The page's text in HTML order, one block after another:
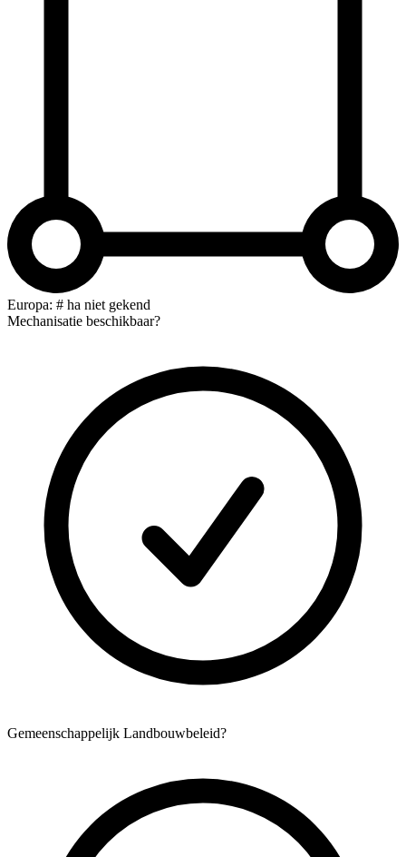
Europa: # ha niet gekend
Mechanisatie beschikbaar?
Gemeenschappelijk Landbouwbeleid?